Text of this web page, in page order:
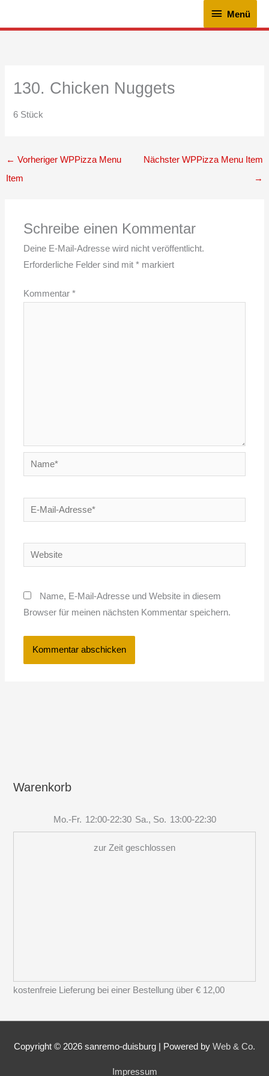
Menü
Menü
130. Chicken Nuggets
6 Stück
← Vorheriger WPPizza Menu
Item
Nächster WPPizza Menu Item
→
Schreibe einen Kommentar
Deine E-Mail-Adresse wird nicht veröffentlicht.
Erforderliche Felder sind mit* markiert
Kommentar*
Name*
E-
Mail-
Website
Name, E-Mail-Adresse und Website in diesem
Browser für meinen nächsten Kommentar speichern.
Warenkorb
Mo.-Fr. 12:00-22:30 Sa., So. 13:00-22:30
zur Zeit geschlossen
kostenfreie Lieferung bei einer Bestellung über€ 12,00
Copyright © 2026 sanremo-duisburg Powered by Web & Co.
Impressum